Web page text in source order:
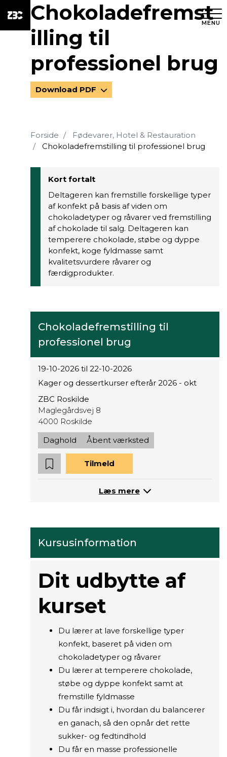
MENU
Chokoladefremst
illing til
professionel brug
Download PDF
Forside
Fødevarer, Hotel & Restauration
Chokoladefremstilling til professionel brug
Kort fortalt
Deltageren kan fremstille forskellige typer
af konfekt på basis af viden om
chokoladetyper og råvarer ved fremstilling
af chokolade til salg. Deltageren kan
temperere chokolade, støbe og dyppe
konfekt, koge fyldmasse samt
kvalitetsvurdere råvarer og
færdigprodukter.
Chokoladefremstilling til
professionel brug
19-10-2026 til 22-10-2026
Kager og dessertkurser efterår 2026 - okt
ZBC Roskilde
Maglegårdsvej 8
4000 Roskilde
Daghold
Åbent værksted
Tilmeld
Læs mere
Kursusinformation
Dit udbytte af
kurset
Du lærer at lave forskellige typer
konfekt, baseret på viden om
chokoladetyper og råvarer
Du lærer at temperere chokolade,
støbe og dyppe konfekt samt at
fremstille fyldmasse
Du får indsigt i, hvordan du balancerer
en ganach, så den opnår det rette
sukker- og fedtindhold
Du får en masse professionelle